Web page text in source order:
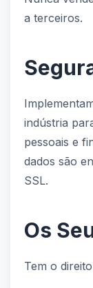
a terceiros.
indústria
pessoais e
dados são
SSL.
Os
Tem o